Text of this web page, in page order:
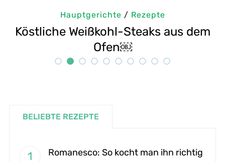
Hauptgerichte / Rezepte
Selbstgemachte Tahini: Sesampaste
Rezept
BELIEBTE REZEPTE
Romanesco: So kocht man ihn richtig